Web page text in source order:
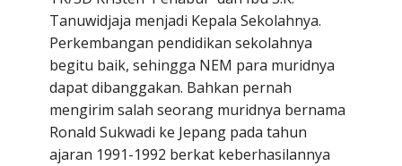
Tanuwidjaja menjadi Kepala Sekolahnya.
Perkembangan pendidikan sekolahnya
begitu baik, sehingga NEM para muridnya
dapat dibanggakan. Bahkan pernah
mengirim salah seorang muridnya bernama
Ronald Sukwadi ke Jepang pada tahun
ajaran 1991-1992 berkat keberhasilannya